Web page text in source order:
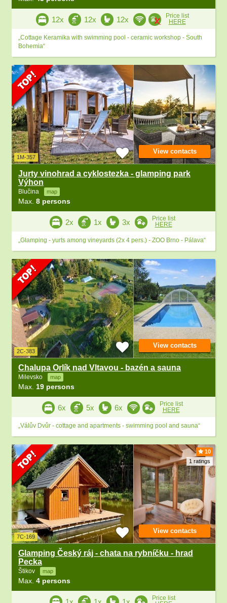
12x 12x 12x
Price list
HERE
„Cottage Keramika with swimming pool - ceramic workshop - South
Bohemia“
1M-357
Jurty vinohrad a cyklostezka - glamping park
Výhon
Blučina map
Max. 8 persons
View contacts
2x 1x 3x
Price list
HERE
„Glamping - yurts among vineyards (2x 4 pers.) - ZOO Brno - Pálava“
2C-383
Chalupa Orlík nad Vltavou - bazén a sauna
Milevsko map
Max. 19 persons
View contacts
6x 5x 6x
Price list
HERE
„Válův Dvůr - cottage and apartments - swimming pool and sauna“
10
1 ratings
7C-169
Glamping Český ráj - chata na rybníčku - hrad
Pecka
Štikov map
Max. 4 persons
View contacts
Price list